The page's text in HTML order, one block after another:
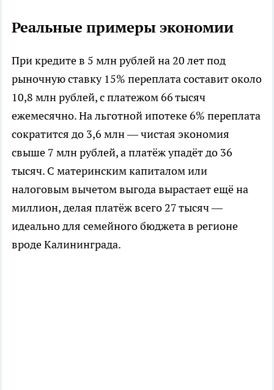
Реальные примеры экономии
При кредите в 5 млн рублей на 20 лет под
рыночную ставку 15% переплата составит около
10,8 млн рублей, с платежом 66 тысяч
ежемесячно. На льготной ипотеке 6% переплата
сократится до 3,6 млн — чистая экономия
свыше 7 млн рублей, а платёж упадёт до 36
тысяч. С материнским капиталом или
налоговым вычетом выгода вырастает ещё на
миллион, делая платёж всего 27 тысяч —
идеально для семейного бюджета в регионе
вроде Калининграда.